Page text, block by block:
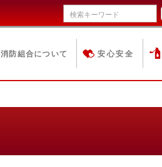
消防組合について 安心安全